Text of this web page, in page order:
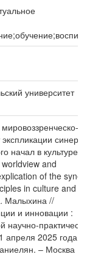
университет
начал в культуре и
and
of the
in culture and
Малыхина //
и инновации :
апреля 2025 года :
– Москва :